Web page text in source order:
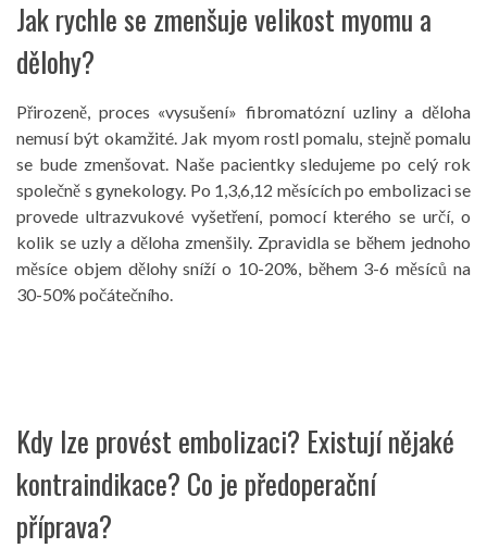
Jak rychle se zmenšuje velikost myomu a
dělohy?
Přirozeně, proces «vysušení» fibromatózní uzliny a děloha
nemusí být okamžité. Jak myom rostl pomalu, stejně pomalu
se bude zmenšovat. Naše pacientky sledujeme po celý rok
společně s gynekology. Po 1,3,6,12 měsících po embolizaci se
provede ultrazvukové vyšetření, pomocí kterého se určí, o
kolik se uzly a děloha zmenšily. Zpravidla se během jednoho
měsíce objem dělohy sníží o 10-20%, během 3-6 měsíců na
30-50% počátečního.
Kdy lze provést embolizaci? Existují nějaké
kontraindikace? Co je předoperační
příprava?